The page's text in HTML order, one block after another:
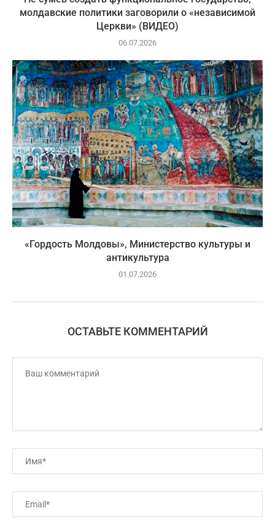
молдавские политики заговорили о «независимой
Церкви» (ВИДЕО)
06.07.2026
«Гордость Молдовы», Министерство культуры и
антикультура
01.07.2026
ОСТАВЬТЕ КОММЕНТАРИЙ